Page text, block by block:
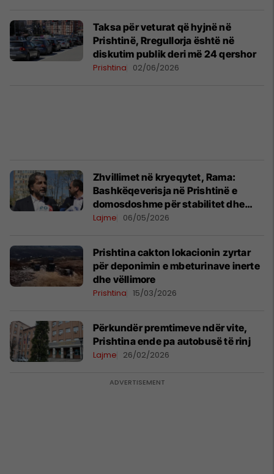
Taksa për veturat që hyjnë në
Prishtinë, Rregullorja është në
diskutim publik deri më 24 qershor
Prishtina 02/06/2026
Zhvillimet në kryeqytet, Rama:
Bashkëqeverisja në Prishtinë e
domosdoshme për stabilitet dhe
zhvillim
Lajme 06/05/2026
Prishtina cakton lokacionin zyrtar
për deponimin e mbeturinave inerte
dhe vëllimore
Prishtina 15/03/2026
Përkundër premtimeve ndër vite,
Prishtina ende pa autobusë të rinj
Lajme 26/02/2026